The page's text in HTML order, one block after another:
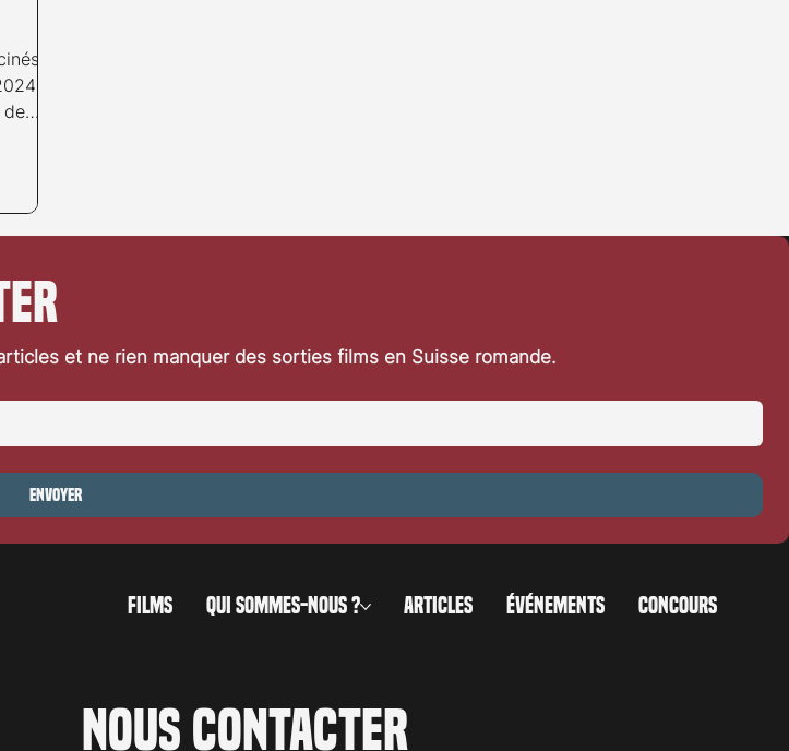
de
et ne rien manquer des sorties films en Suisse romande.
Envoyer
FILMS QUI SOMMES-NOUS ? ARTICLES ÉVÉNEMENTS CONCOURS
Nous contacter